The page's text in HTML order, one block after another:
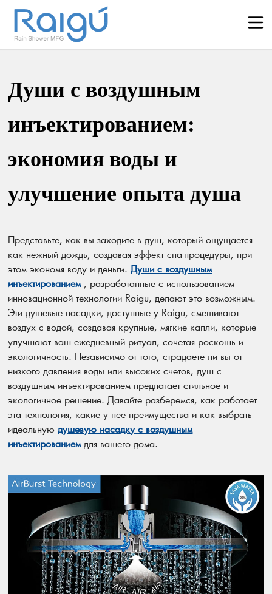
Души с воздушным
инъектированием:
экономия воды и
улучшение опыта душа
Представьте, как вы заходите в душ, который ощущается
как нежный дождь, создавая эффект спа-процедуры, при
этом экономя воду и деньги.Души с воздушным
инъектированием , разработанные с использованием
инновационной технологии Raigu, делают это возможным.
Эти душевые насадки, доступные у Raigu, смешивают
воздух с водой, создавая крупные, мягкие капли, которые
улучшают ваш ежедневный ритуал, сочетая роскошь и
экологичность. Независимо от того, страдаете ли вы от
низкого давления воды или высоких счетов, душ с
воздушным инъектированием предлагает стильное и
экологичное решение. Давайте разберемся, как работает
эта технология, какие у нее преимущества и как выбрать
идеальнуюдушевую насадку с воздушным
инъектированием для вашего дома.